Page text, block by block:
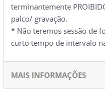
terminantemente
palco/ gravação.
* Não teremos sessão de
curto tempo de intervalo
MAIS INFORMAÇÕES